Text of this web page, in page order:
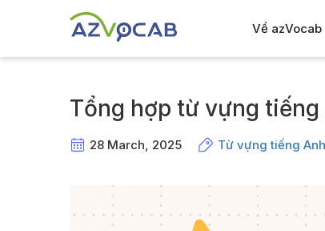
Về azVocab
Tổng hợp từ vựng
28 March, 2025 Từ vựng tiếng